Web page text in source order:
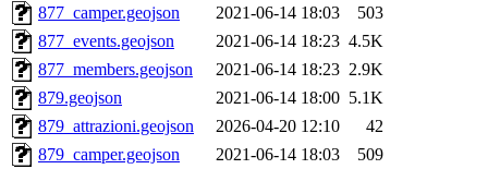
877_camper.geojson
2021-06-14 18:03
503
877_events.geojson
2021-06-14 18:23 4.5K
877_members.geojson
2021-06-14 18:23 2.9K
879.geojson
2021-06-14 18:00 5.1K
879_attrazioni.geojson
2026-04-20 12:10
42
879_camper.geojson
2021-06-14 18:03
509